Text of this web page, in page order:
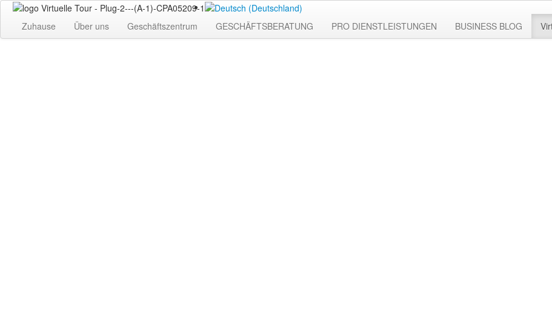
Zuhause Über uns Geschäftszentrum GESCHÄFTSBERATUNG PRO DIENSTLEISTUNGEN BUSINESS BLOG